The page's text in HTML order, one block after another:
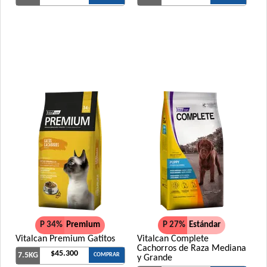
Pro Plan Perro Exigent Adulto Pequeño
Pro Plan Perro Piel y Estómago Sensible Adulto Pequeño
Pro Plan Perro Reduce Calorie Adulto Raza Mediana y Grande
Pro Plan Perro Reduce Calorie Adulto Raza Pequeña
Pro Plan Perro Veterinary Diets Función Renal
Pro Plan Perro Veterinary Diets Gastrointestinal
Pro Plan Perro Veterinary Diets Movilidad Articular
Pro Plan Perro Veterinary Diets Neurológico Neurocare
Pro Plan Perro Veterinary Diets Obesidad
Pro Plan Perro Veterinary Diets Urinary
Profesional Vet Perro Adulto
P 34% Premium
Vitalcan Premium Gatitos
7.5KG $45.300 COMPRAR
P 27% Estándar
Vitalcan Complete
Cachorros de Raza Mediana
y Grande